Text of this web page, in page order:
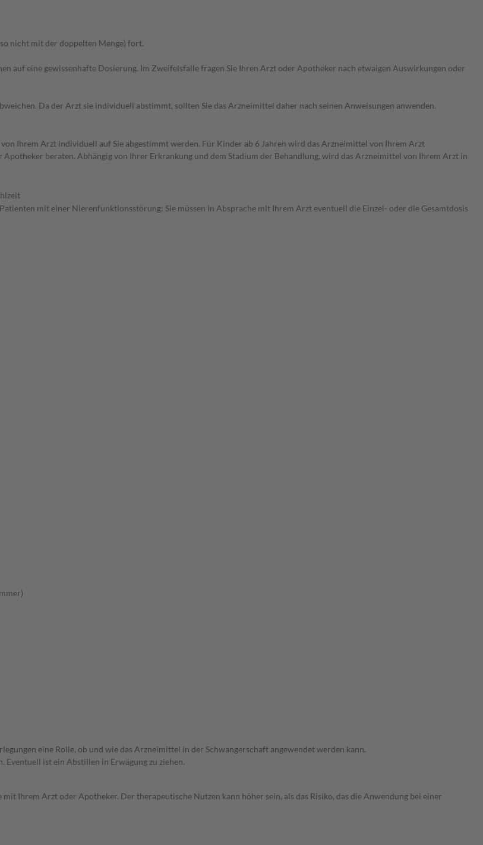
nicht mit der doppelten Menge) fort.
auf eine gewissenhafte Dosierung. Im Zweifelsfalle fragen Sie Ihren Arzt oder Apotheker nach etwaigen Auswirkungen oder
Da der Arzt sie individuell abstimmt, sollten Sie das Arzneimittel daher nach seinen Anweisungen anwenden.
Ihrem Arzt individuell auf Sie abgestimmt werden. Für Kinder ab 6 Jahren wird das Arzneimittel von Ihrem Arzt
beraten. Abhängig von Ihrer Erkrankung und dem Stadium der Behandlung, wird das Arzneimittel von Ihrem Arzt in
mit einer Nierenfunktionsstörung: Sie müssen in Absprache mit Ihrem Arzt eventuell die Einzel- oder die Gesamtdosis
eine Rolle, ob und wie das Arzneimittel in der Schwangerschaft angewendet werden kann.
ist ein Abstillen in Erwägung zu ziehen.
Ihrem Arzt oder Apotheker. Der therapeutische Nutzen kann höher sein, als das Risiko, das die Anwendung bei einer